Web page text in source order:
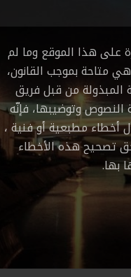
على هذا الموقع وما لم
متاحة بموجب القانون،
المبذولة من قبل فريق
النصوص وتوضيبها، فإنّه
أخطاء مطبعية أو فنية ،
تصحيح هذه الأخطاء
بها.